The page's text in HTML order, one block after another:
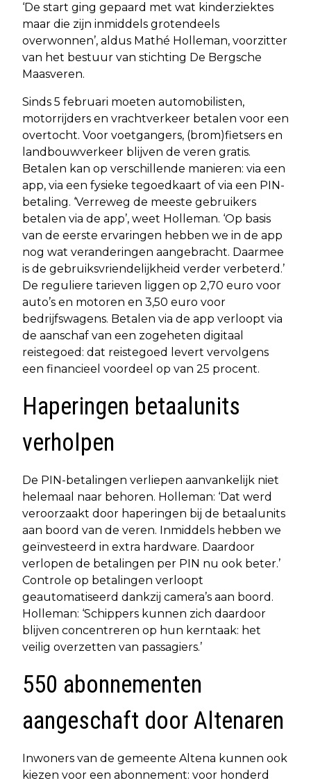
‘De start ging gepaard met wat kinderziektes
maar die zijn inmiddels grotendeels
overwonnen’, aldus Mathé Holleman, voorzitter
van het bestuur van stichting De Bergsche
Maasveren.
Sinds 5 februari moeten automobilisten,
motorrijders en vrachtverkeer betalen voor een
overtocht. Voor voetgangers, (brom)fietsers en
landbouwverkeer blijven de veren gratis.
Betalen kan op verschillende manieren: via een
app, via een fysieke tegoedkaart of via een PIN-
betaling. ‘Verreweg de meeste gebruikers
betalen via de app’, weet Holleman. ‘Op basis
van de eerste ervaringen hebben we in de app
nog wat veranderingen aangebracht. Daarmee
is de gebruiksvriendelijkheid verder verbeterd.’
De reguliere tarieven liggen op 2,70 euro voor
auto’s en motoren en 3,50 euro voor
bedrijfswagens. Betalen via de app verloopt via
de aanschaf van een zogeheten digitaal
reistegoed: dat reistegoed levert vervolgens
een financieel voordeel op van 25 procent.
Haperingen betaalunits
verholpen
De PIN-betalingen verliepen aanvankelijk niet
helemaal naar behoren. Holleman: ‘Dat werd
veroorzaakt door haperingen bij de betaalunits
aan boord van de veren. Inmiddels hebben we
geïnvesteerd in extra hardware. Daardoor
verlopen de betalingen per PIN nu ook beter.’
Controle op betalingen verloopt
geautomatiseerd dankzij camera’s aan boord.
Holleman: ‘Schippers kunnen zich daardoor
blijven concentreren op hun kerntaak: het
veilig overzetten van passagiers.’
550 abonnementen
aangeschaft door Altenaren
Inwoners van de gemeente Altena kunnen ook
kiezen voor een abonnement: voor honderd